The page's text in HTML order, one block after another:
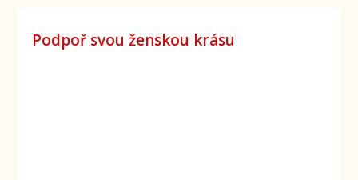
Podpoř svou ženskou krásu